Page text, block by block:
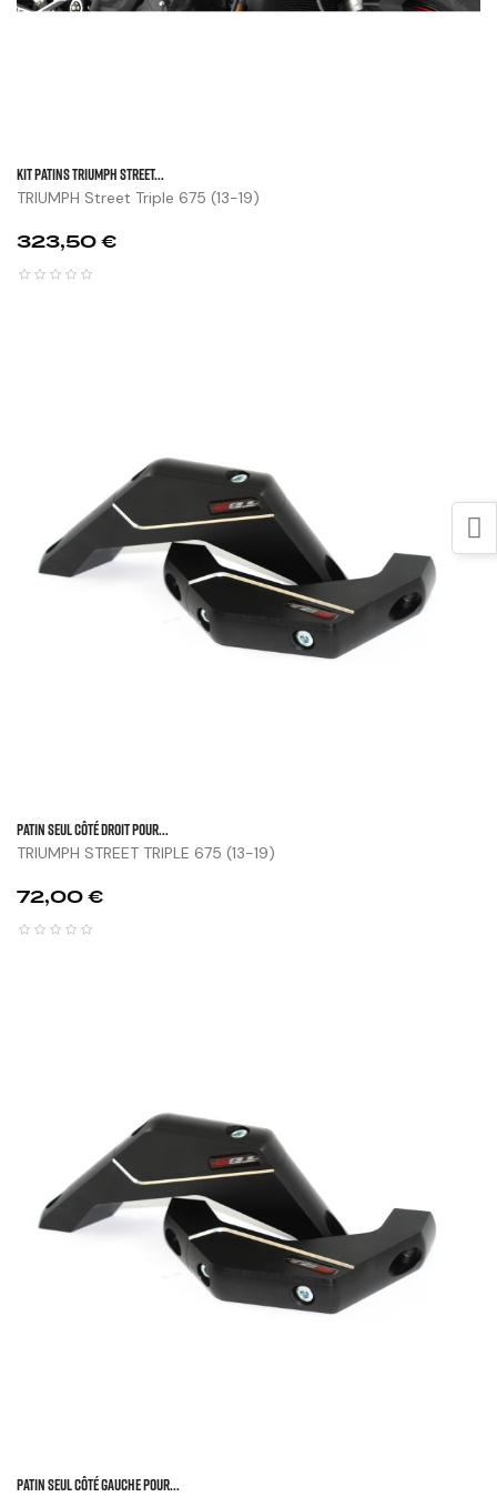
KIT PATINS TRIUMPH STREET...
TRIUMPH Street Triple 675 (13-19)
Prix
323,50 €
Patin Seul Côté Droit Pour...
TRIUMPH STREET TRIPLE 675 (13-19)
Prix
72,00 €
Patin Seul Côté Gauche Pour...